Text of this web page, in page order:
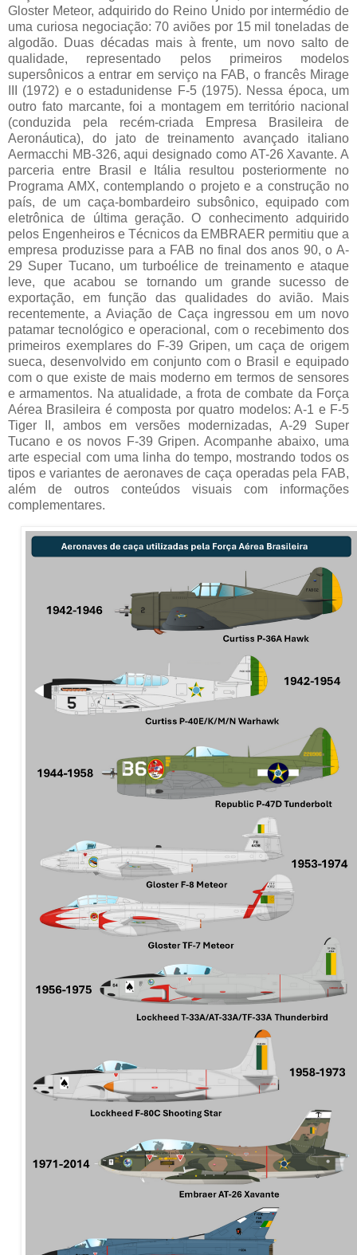
Gloster Meteor, adquirido do Reino Unido por intermédio de
uma curiosa negociação: 70 aviões por 15 mil toneladas de
algodão. Duas décadas mais à frente, um novo salto de
qualidade, representado pelos primeiros modelos
supersônicos a entrar em serviço na FAB, o francês Mirage
III (1972) e o estadunidense F-5 (1975). Nessa época, um
outro fato marcante, foi a montagem em território nacional
(conduzida pela recém-criada Empresa Brasileira de
Aeronáutica), do jato de treinamento avançado italiano
Aermacchi MB-326, aqui designado como AT-26 Xavante. A
parceria entre Brasil e Itália resultou posteriormente no
Programa AMX, contemplando o projeto e a construção no
país, de um caça-bombardeiro subsônico, equipado com
eletrônica de última geração. O conhecimento adquirido
pelos Engenheiros e Técnicos da EMBRAER permitiu que a
empresa produzisse para a FAB no final dos anos 90, o A-
29 Super Tucano, um turboélice de treinamento e ataque
leve, que acabou se tornando um grande sucesso de
exportação, em função das qualidades do avião. Mais
recentemente, a Aviação de Caça ingressou em um novo
patamar tecnológico e operacional, com o recebimento dos
primeiros exemplares do F-39 Gripen, um caça de origem
sueca, desenvolvido em conjunto com o Brasil e equipado
com o que existe de mais moderno em termos de sensores
e armamentos. Na atualidade, a frota de combate da Força
Aérea Brasileira é composta por quatro modelos: A-1 e F-5
Tiger II, ambos em versões modernizadas, A-29 Super
Tucano e os novos F-39 Gripen. Acompanhe abaixo, uma
arte especial com uma linha do tempo, mostrando todos os
tipos e variantes de aeronaves de caça operadas pela FAB,
além de outros conteúdos visuais com informações
complementares.